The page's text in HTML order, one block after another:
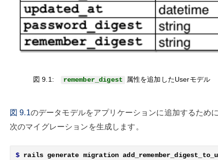
図 9.1: remember_digest 属性を追加したUserモデル
図9.1のデータモデルをアプリケーションに追加するため
次のマイグレーションを生成します。
$